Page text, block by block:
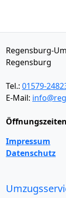
Regensburg-
Regensburg
Tel.: 01579-
E-Mail:
Impressum
Datenschutz